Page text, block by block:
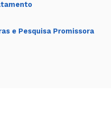
evita tratar apenas a
e Pesquisa Promissora